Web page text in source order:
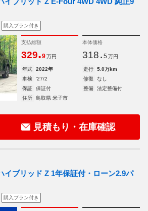
購入プラン付き
支払総額
329.9 万円
本体価格
318. 5 万円
年式 2022年 走行
5.0万km
車検
'27/2 修復
なし
保証
保証付 整備
法定整備付
住所
鳥取県 米子市
見積もり・在庫確認
イブリッド Z 1年保証付・ローン2.9パ
購入プラン付き